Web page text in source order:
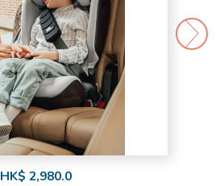
HK$ 2,980.0